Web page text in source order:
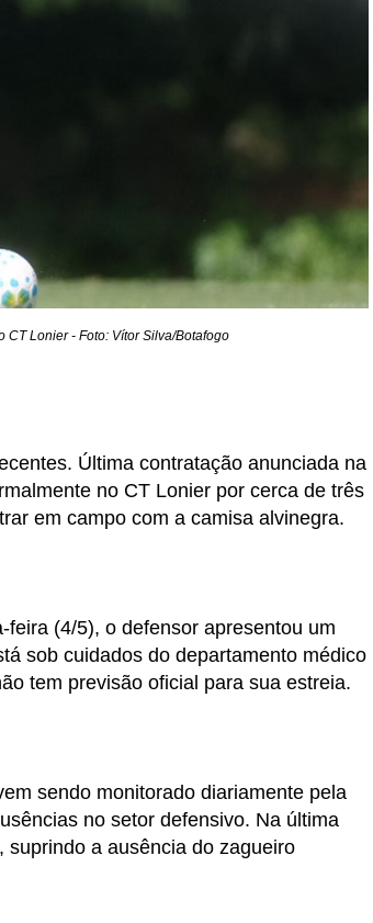
Lonier - Foto: Vítor Silva/Botafogo
Última contratação anunciada na
no CT Lonier por cerca de três
em campo com a camisa alvinegra.
feira (4/5), o defensor apresentou um
sob cuidados do departamento médico
tem previsão oficial para sua estreia.
sendo monitorado diariamente pela
no setor defensivo. Na última
a ausência do zagueiro